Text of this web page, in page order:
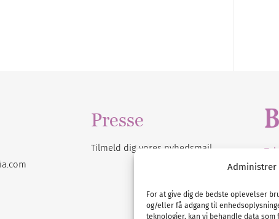
Administrer
For at give dig de bedste oplevelser
og/eller få adgang til
teknologier, kan vi behandle data
Presse
Tilmeld dig vores nyhedsmail Tel :
E-
©